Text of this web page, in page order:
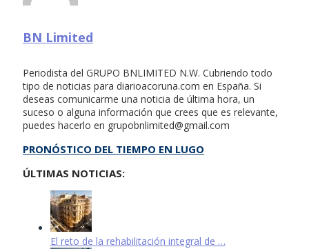
BN Limited
Periodista del GRUPO BNLIMITED N.W. Cubriendo todo
tipo de noticias para diarioacoruna.com en España. Si
deseas comunicarme una noticia de última hora, un
suceso o alguna información que crees que es relevante,
puedes hacerlo en grupobnlimited@gmail.com
PRONÓSTICO DEL TIEMPO EN LUGO
ÚLTIMAS NOTICIAS:
El reto de la rehabilitación integral de …